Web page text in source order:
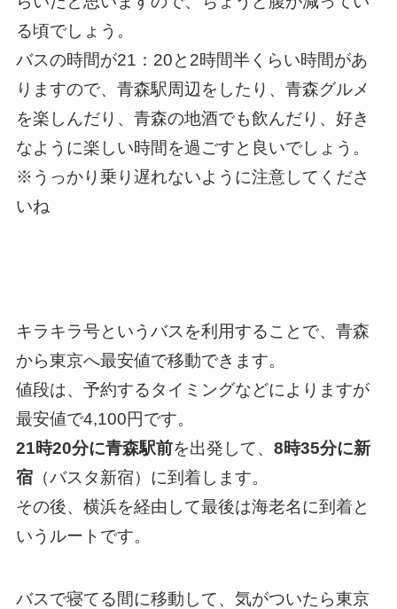
る頃でしょう。
バスの時間が21：20と2時間半くらい時間があ
りますので、青森駅周辺をしたり、青森グルメ
を楽しんだり、青森の地酒でも飲んだり、好き
なように楽しい時間を過ごすと良いでしょう。
※うっかり乗り遅れないように注意してくださ
いね
キラキラ号というバスを利用することで、青森
から東京へ最安値で移動できます。
値段は、予約するタイミングなどによりますが
最安値で4,100円です。
21時20分に青森駅前を出発して、 8時35分に新
宿（バスタ新宿）に到着します。
その後、横浜を経由して最後は海老名に到着と
いうルートです。
バスで寝てる間に移動して、気がついたら東京